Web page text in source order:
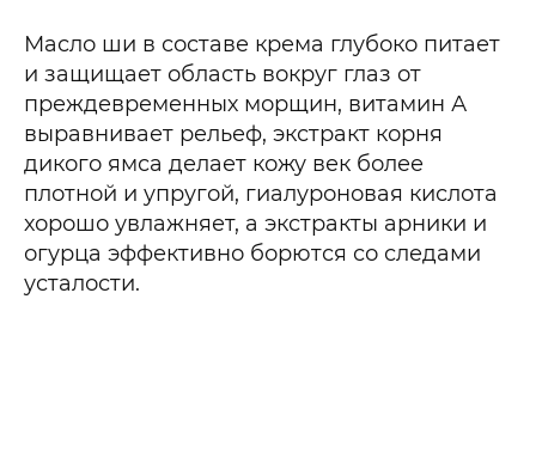
Масло ши в составе крема глубоко питает
и защищает область вокруг глаз от
преждевременных морщин, витамин А
выравнивает рельеф, экстракт корня
дикого ямса делает кожу век более
плотной и упругой, гиалуроновая кислота
хорошо увлажняет, а экстракты арники и
огурца эффективно борются со следами
усталости.